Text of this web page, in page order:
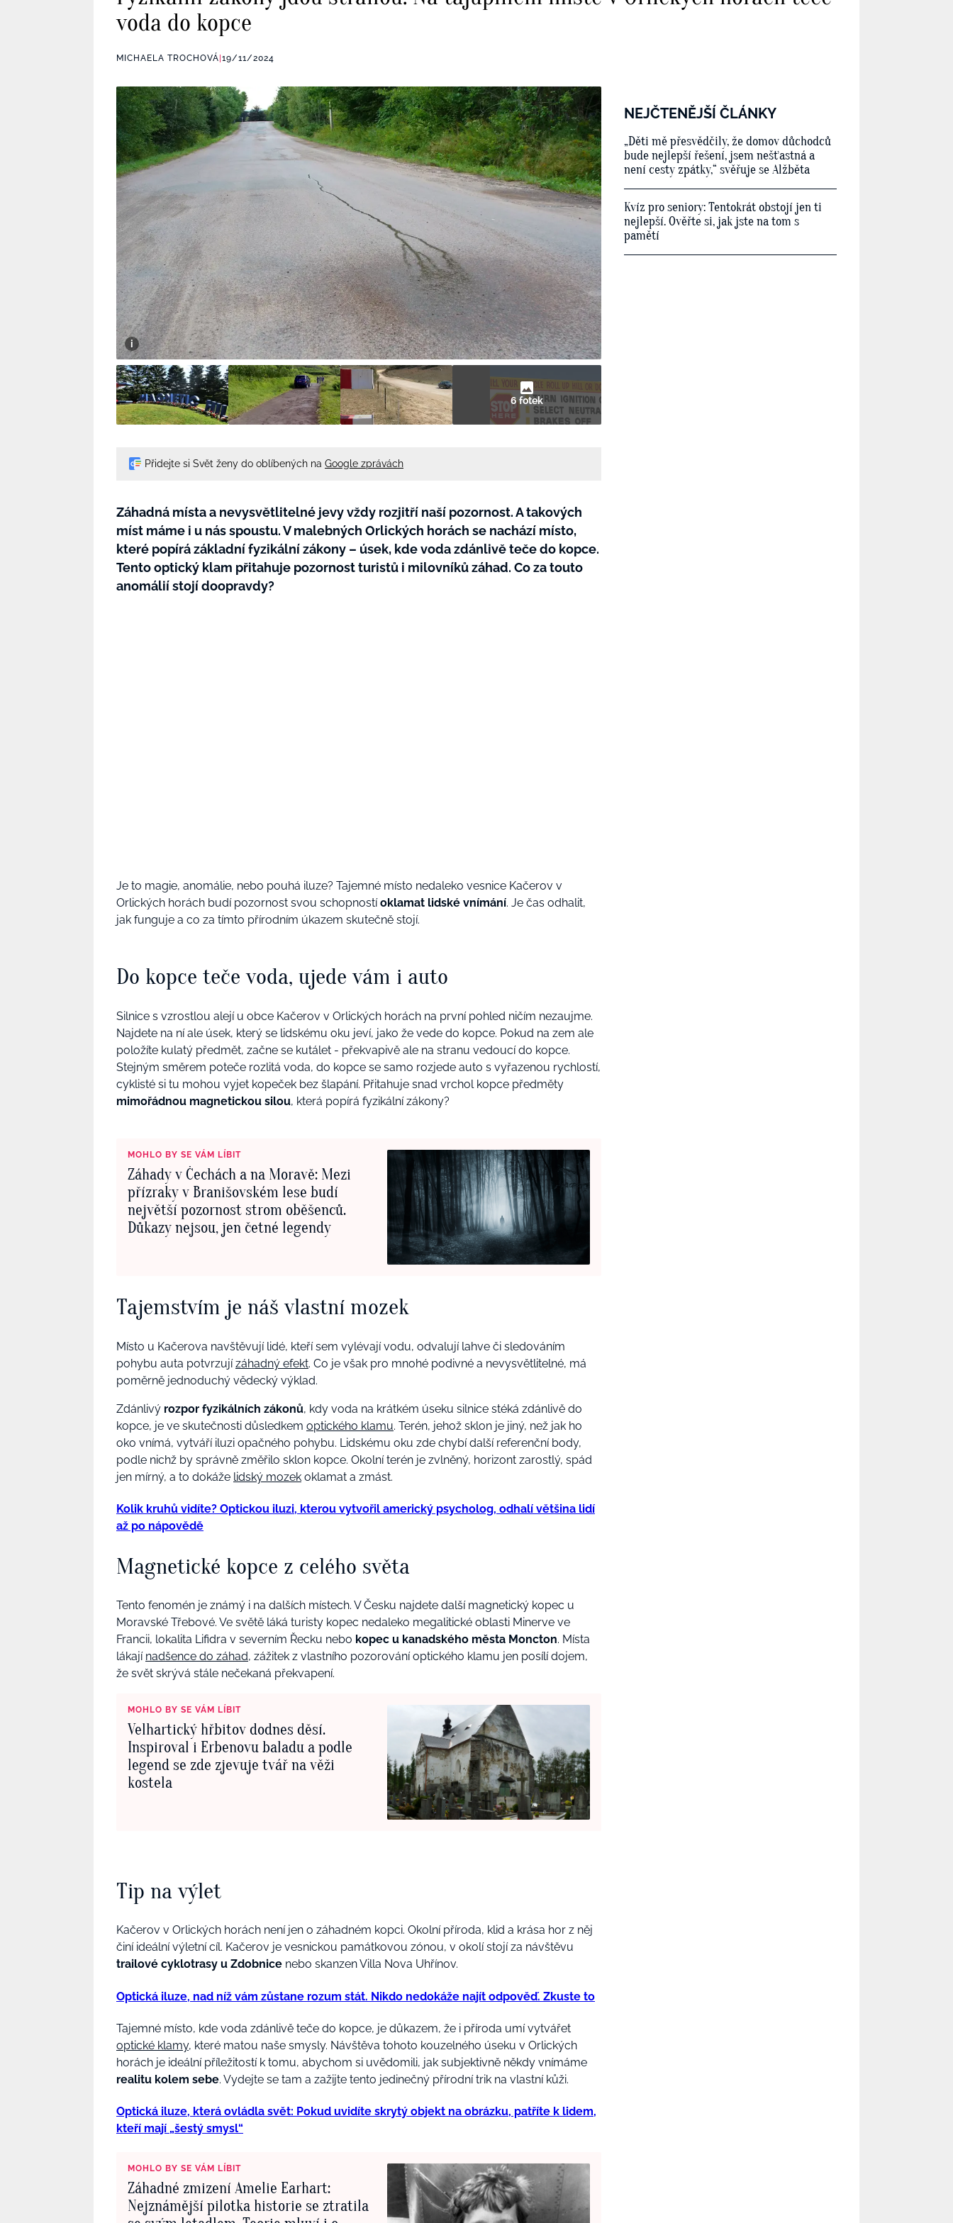
voda do kopce
MICHAELA TROCHOVÁ 19/11/2024
6 fotek
Přidejte si Svět ženy do oblíbených na Google zprávách
Záhadná místa a nevysvětlitelné jevy vždy rozjitří naší pozornost. A takových
míst máme i u nás spoustu. V malebných Orlických horách se nachází místo,
které popírá základní fyzikální zákony – úsek, kde voda zdánlivě teče do kopce.
Tento optický klam přitahuje pozornost turistů i milovníků záhad. Co za touto
anomálií stojí doopravdy?
Je to magie, anomálie, nebo pouhá iluze? Tajemné místo nedaleko vesnice Kačerov v
Orlických horách budí pozornost svou schopnostíoklamat lidské vnímání. Je čas odhalit,
jak funguje a co za tímto přírodním úkazem skutečně stojí.
Do kopce teče voda, ujede vám i auto
Silnice s vzrostlou alejí u obce Kačerov v Orlických horách na první pohled ničím nezaujme.
Najdete na ní ale úsek, který se lidskému oku jeví, jako že vede do kopce. Pokud na zem ale
položíte kulatý předmět, začne se kutálet - překvapivě ale na stranu vedoucí do kopce.
Stejným směrem poteče rozlitá voda, do kopce se samo rozjede auto s vyřazenou rychlostí,
cyklisté si tu mohou vyjet kopeček bez šlapání. Přitahuje snad vrchol kopce předměty
mimořádnou magnetickou silou, která popírá fyzikální zákony?
MOHLO BY SE VÁM LÍBIT
Záhady v Čechách a na Moravě: Mezi
přízraky v Branišovském lese budí
největší pozornost strom oběšenců.
Důkazy nejsou, jen četné legendy
Tajemstvím je náš vlastní mozek
Místo u Kačerova navštěvují lidé, kteří sem vylévají vodu, odvalují lahve či sledováním
pohybu auta potvrzujízáhadný efekt. Co je však pro mnohé podivné a nevysvětlitelné, má
poměrně jednoduchý vědecký výklad.
Zdánlivý rozpor fyzikálních zákonů, kdy voda na krátkém úseku silnice stéká zdánlivě do
kopce, je ve skutečnosti důsledkem optického klamu. Terén, jehož sklon je jiný, než jak ho
oko vnímá, vytváří iluzi opačného pohybu. Lidskému oku zde chybí další referenční body,
podle nichž by správně změřilo sklon kopce. Okolní terén je zvlněný, horizont zarostlý, spád
jen mírný, a to dokáže lidský mozek oklamat a zmást.
Kolik kruhů vidíte? Optickou iluzi, kterou vytvořil americký psycholog, odhalí většina lidí
až po nápovědě
Magnetické kopce z celého světa
Tento fenomén je známý i na dalších místech. V Česku najdete další magnetický kopec u
Moravské Třebové. Ve světě láká turisty kopec nedaleko megalitické oblasti Minerve ve
Francii, lokalita Lifidra v severním Řecku nebo kopec u kanadského města Moncton. Místa
lákají nadšence do záhad, zážitek z vlastního pozorování optického klamu jen posílí dojem,
že svět skrývá stále nečekaná překvapení.
MOHLO BY SE VÁM LÍBIT
Velhartický hřbitov dodnes děsí.
Inspiroval i Erbenovu baladu a podle
legend se zde zjevuje tvář na věži
kostela
Tip na výlet
Kačerov v Orlických horách není jen o záhadném kopci. Okolní příroda, klid a krása hor z něj
činí ideální výletní cíl. Kačerov je vesnickou památkovou zónou, v okolí stojí za návštěvu
trailové cyklotrasy u Zdobnice nebo skanzen Villa Nova Uhřínov.
Optická iluze, nad níž vám zůstane rozum stát. Nikdo nedokáže najít odpověď. Zkuste to
Tajemné místo, kde voda zdánlivě teče do kopce, je důkazem, že i příroda umí vytvářet
optické klamy, které matou naše smysly. Návštěva tohoto kouzelného úseku v Orlických
horách je ideální příležitostí k tomu, abychom si uvědomili, jak subjektivně někdy vnímáme
realitu kolem sebe. Vydejte se tam a zažijte tento jedinečný přírodní trik na vlastní kůži.
Optická iluze, která ovládla svět: Pokud uvidíte skrytý objekt na obrázku, patříte k lidem,
kteří mají „šestý smysl“
MOHLO BY SE VÁM LÍBIT
Záhadné zmizení Amelie Earhart:
Nejznámější pilotka historie se ztratila
NEJČTENĚJŠÍ ČLÁNKY
„Děti mě přesvědčily, že domov důchodců
bude nejlepší řešení, jsem nešťastná a
není cesty zpátky,“ svěřuje se Alžběta
Kvíz pro seniory: Tentokrát obstojí jen ti
nejlepší. Ověřte si, jak jste na tom s
pamětí